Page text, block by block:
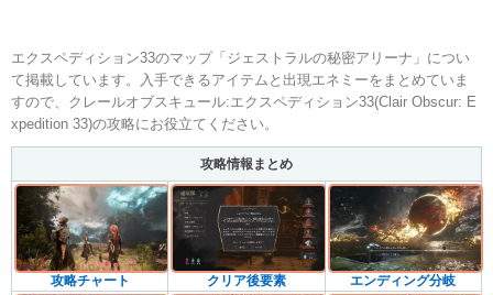
エクスペディション33のマップ「ジェストラルの秘密アリーナ」につい
て掲載しています。入手できるアイテムと出現エネミーをまとめていま
すので、クレールオブスキュール:エクスペディション33(Clair Obscur: E
xpedition 33)の攻略にお役立てください。
攻略情報まとめ
攻略チャート クリア後要素 エンディング分岐